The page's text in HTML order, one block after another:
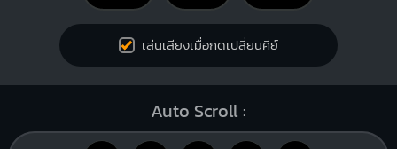
เล่นเสียงเมื่อกดเปลี่ยนคีย์
Auto Scroll :